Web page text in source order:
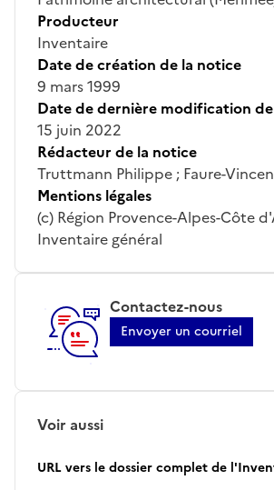
Producteur
Inventaire
Date de création de la notice
9 mars 1999
Date de dernière modification
15 juin 2022
Rédacteur de la notice
Truttmann Philippe ; Faure-
Mentions légales
(c) Région Provence-Alpes-Côte
Inventaire général
Contactez-nous
Envoyer un courriel
Voir aussi
URL vers le dossier complet de